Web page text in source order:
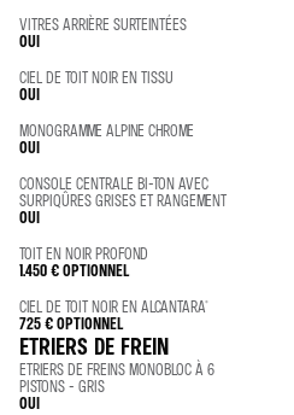
VITRES ARRIÈRE SURTEINTÉES
OUI
CIEL DE TOIT NOIR EN TISSU
OUI
MONOGRAMME ALPINE CHROME
OUI
CONSOLE CENTRALE BI-TON AVEC
SURPIQÛRES GRISES ET RANGEMENT
OUI
TOIT EN NOIR PROFOND
1.450 €OPTIONNEL
CIEL DE TOIT NOIR EN ALCANTARA®
725 €OPTIONNEL
ETRIERS DE FREIN
ETRIERS DE FREINS MONOBLOC À 6
PISTONS - GRIS
OUI